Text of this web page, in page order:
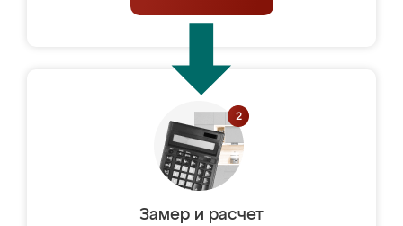
Замер и расчет